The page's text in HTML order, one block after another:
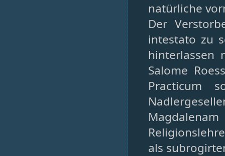
natürliche
Der
intestato zu
hinterlassen
Salome
Practicum
als